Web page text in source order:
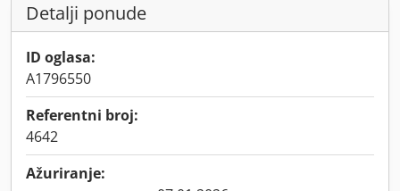
Detalji ponude
ID oglasa:
A1796550
Referentni broj:
4642
Ažuriranje: